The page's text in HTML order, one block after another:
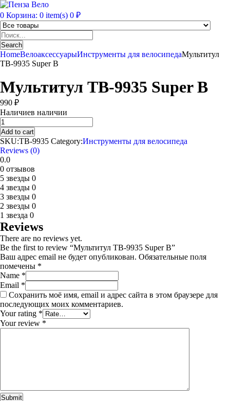
0 Корзина: 0 item(s) 0 ₽
Products
search
Search
HomeВелоаксессуарыИнструменты для велосипедаМультитул
TB-9935 Super B
Мультитул TB-9935 Super B
990 ₽
Наличиев наличии
Мультитул
TB-
9935
Super
B
quantity
Add to cart
SKU:TB-9935 Category:Инструменты для велосипеда
Reviews (0)
0.0
0 отзывов
5 звезды 0
4 звезды 0
3 звезды 0
2 звезды 0
1 звезда 0
Reviews
There are no reviews yet.
Be the first to review “Мультитул TB-9935 Super B”
Ваш адрес email не будет опубликован. Обязательные поля
помечены *
Name *
Email *
Сохранить моё имя, email и адрес сайта в этом браузере для
последующих моих комментариев.
Your rating *
Your review *